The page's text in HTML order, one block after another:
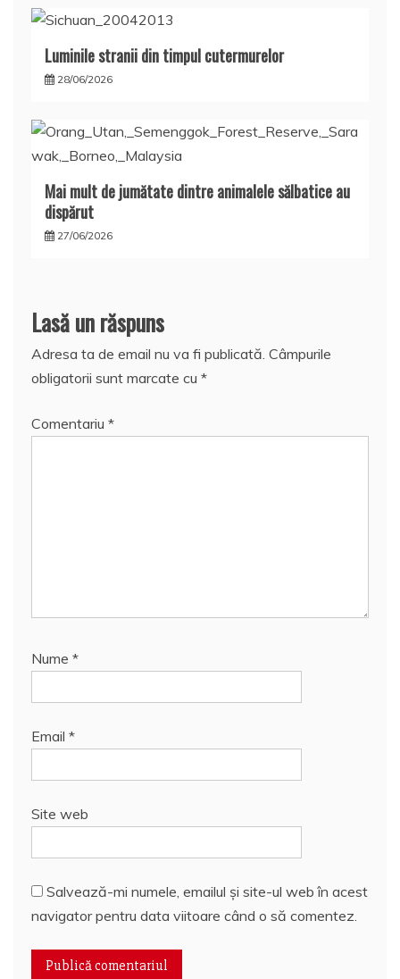
Luminile stranii din timpul cutermurelor
28/06/2026
Mai mult de jumătate dintre animalele sălbatice au
dispărut
27/06/2026
Lasă un răspuns
Adresa ta de email nu va fi publicată. Câmpurile
obligatorii sunt marcate cu *
Comentariu *
Nume *
Email *
Site web
Salvează-mi numele, emailul și site-ul web în acest
navigator pentru data viitoare când o să comentez.